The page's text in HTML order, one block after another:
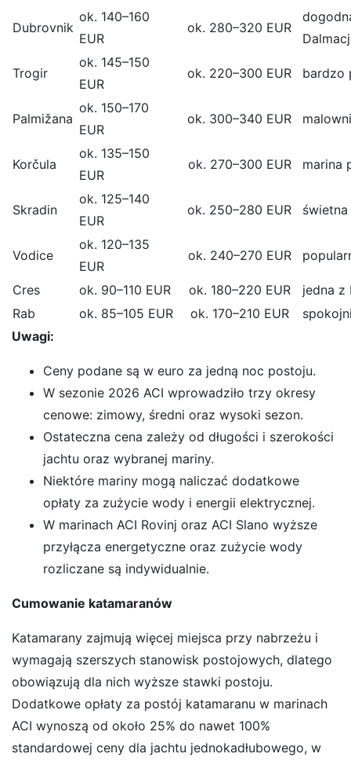
Dubrovnik
ok. 140–160
EUR
ok. 280–320 EUR
Trogir
ok. 145–150
EUR
ok. 220–300 EUR bardzo
Palmižana
ok. 150–170
EUR
ok. 300–340 EUR
Korčula
ok. 135–150
EUR
ok. 270–300 EUR marina
Skradin
ok. 125–140
EUR
ok. 250–280 EUR
Vodice
ok. 120–135
EUR
ok. 240–270 EUR
Cres ok. 90–110 EUR ok. 180–220 EUR
jedna z
Rab
ok. 85–105 EUR ok. 170–210 EUR
Uwagi:
Ceny podane są w euro za jedną noc postoju.
W sezonie 2026 ACI wprowadziło trzy okresy
cenowe: zimowy, średni oraz wysoki sezon.
Ostateczna cena zależy od długości i szerokości
jachtu oraz wybranej mariny.
Niektóre mariny mogą naliczać dodatkowe
opłaty za zużycie wody i energii elektrycznej.
W marinach ACI Rovinj oraz ACI Slano wyższe
przyłącza energetyczne oraz zużycie wody
rozliczane są indywidualnie.
Cumowanie katamaranów
Katamarany zajmują więcej miejsca przy nabrzeżu i
wymagają szerszych stanowisk postojowych, dlatego
obowiązują dla nich wyższe stawki postoju.
Dodatkowe opłaty za postój katamaranu w marinach
ACI wynoszą od około 25% do nawet 100%
standardowej ceny dla jachtu jednokadłubowego, w